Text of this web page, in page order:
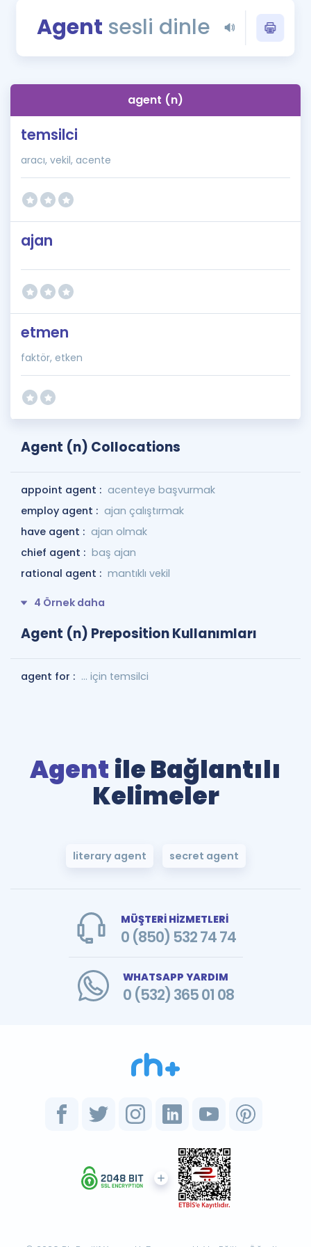
Rehberlik Aracı
Blog
İngilizce Gramer
Agent sesli dinle
agent (n)
temsilci
aracı, vekil, acente
ajan
etmen
faktör, etken
Agent (n) Collocations
appoint agent : acenteye başvurmak
employ agent : ajan çalıştırmak
have agent : ajan olmak
chief agent : baş ajan
rational agent : mantıklı vekil
4 Örnek daha
Agent (n) Preposition Kullanımları
agent for : ... için temsilci
Agent ile Bağlantılı
Kelimeler
literary agent secret agent
MÜŞTERİ HİZMETLERİ
0 (850) 532 74 74
WHATSAPP YARDIM
0 (532) 365 01 08